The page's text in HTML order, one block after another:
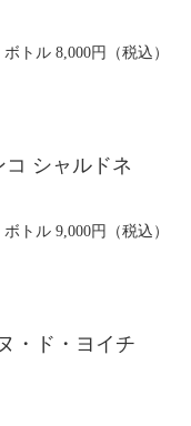
ボトル 8,000円（税込）
コ シャルドネ
ボトル 9,000円（税込）
・ド・ヨイチ